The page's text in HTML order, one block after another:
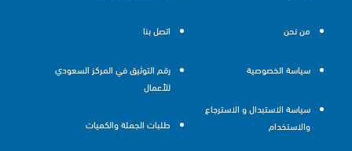
من نحن
سياسة الخصوصية
سياسة الاستبدال و الاسترجاع
والاستخدام
اتصل بنا
رقم التوثيق في المركز السعودي
للأعمال
طلبات الجملة والكميات